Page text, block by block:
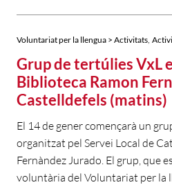
Voluntariat per la llengua > Activitats
Grup de tertúlies VxL
Biblioteca Ramon
Castelldefels (matins)
El 14 de gener començarà un
organitzat pel Servei Local de
Fernàndez Jurado. El grup, que
voluntària del Voluntariat per la